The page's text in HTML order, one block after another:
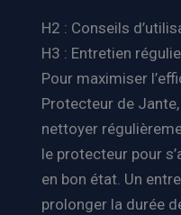
H2 : Conseils
H3 : Entretien
Pour maximiser
Protecteur de
nettoyer
le protecteur pour
en bon état. Un
prolonger la durée